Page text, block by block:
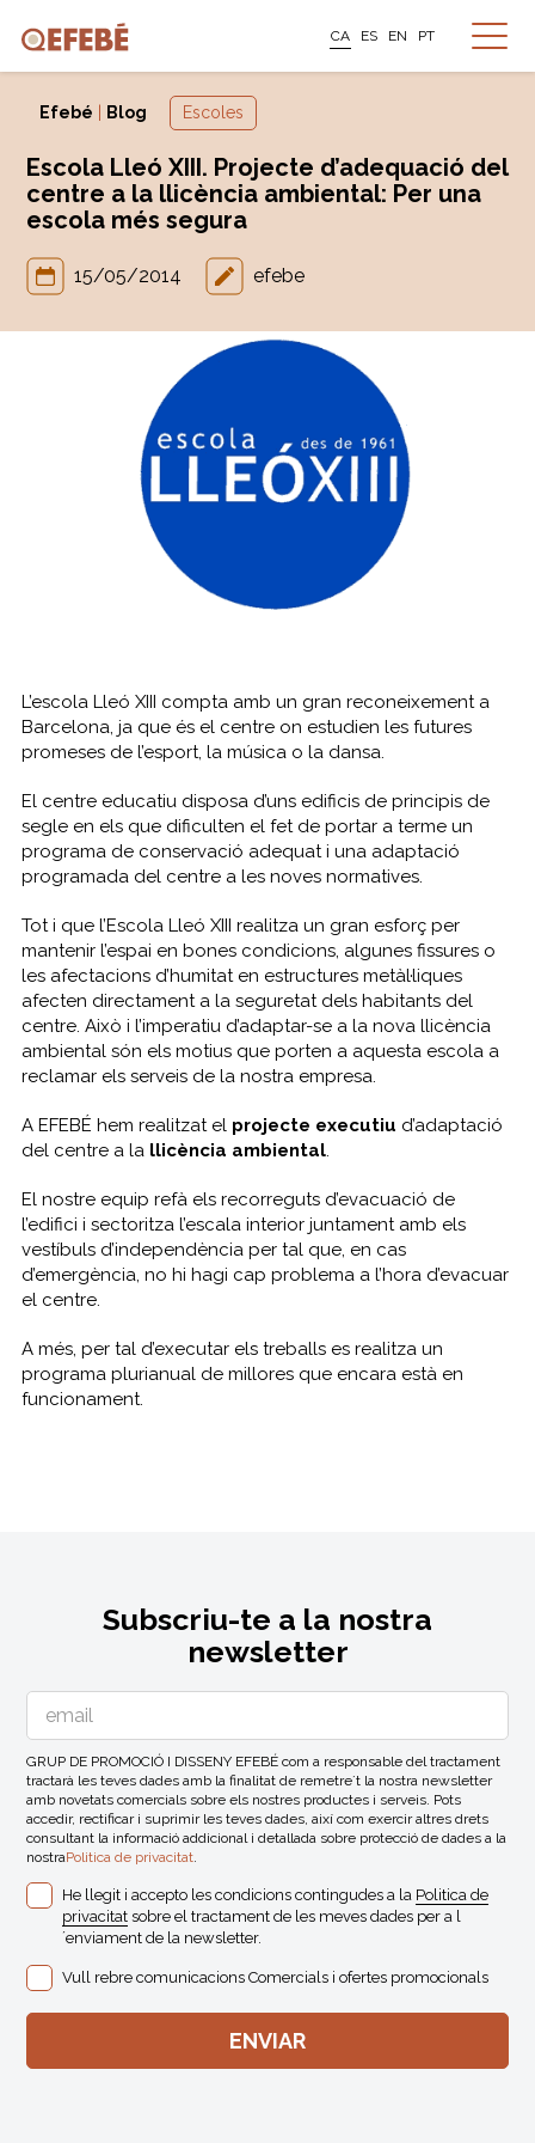
CA ES EN PT
Efebé Blog Escoles
Escola Lleó XIII. Projecte d’adequació del
centre a la llicència ambiental: Per una
escola més segura
15/05/2014 efebe
L’escola Lleó XIII compta amb un gran reconeixement a
Barcelona, ja que és el centre on estudien les futures
promeses de l’esport, la música o la dansa.
El centre educatiu disposa d’uns edificis de principis de
segle en els que dificulten el fet de portar a terme un
programa de conservació adequat i una adaptació
programada del centre a les noves normatives.
Tot i que l’Escola Lleó XIII realitza un gran esforç per
mantenir l’espai en bones condicions, algunes fissures o
les afectacions d’humitat en estructures metàl·liques
afecten directament a la seguretat dels habitants del
centre. Això i l’imperatiu d’adaptar-se a la nova llicència
ambiental són els motius que porten a aquesta escola a
reclamar els serveis de la nostra empresa.
A EFEBÉ hem realitzat el projecte executiu d’adaptació
del centre a la llicència ambiental.
El nostre equip refà els recorreguts d’evacuació de
l’edifici i sectoritza l’escala interior juntament amb els
vestíbuls d’independència per tal que, en cas
d’emergència, no hi hagi cap problema a l’hora d’evacuar
el centre.
A més, per tal d’executar els treballs es realitza un
programa plurianual de millores que encara està en
funcionament.
Subscriu-te a la nostra
newsletter
GRUP DE PROMOCIÓ I DISSENY EFEBÉ com a responsable del tractament
tractarà les teves dades amb la finalitat de remetre´t la nostra newsletter
amb novetats comercials sobre els nostres productes i serveis. Pots
accedir, rectificar i suprimir les teves dades, així com exercir altres drets
consultant la informació addicional i detallada sobre protecció de dades a la
nostraPolitica de privacitat.
He llegit i accepto les condicions contingudes a la Politica de
privacitat sobre el tractament de les meves dades per a l
´enviament de la newsletter.
Vull rebre comunicacions Comercials i ofertes promocionals